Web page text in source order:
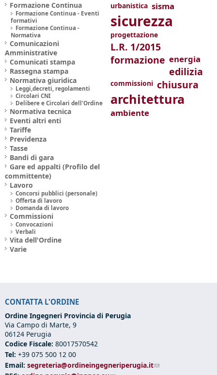
Formazione Continua
Formazione Continua - Eventi
formativi
Formazione Continua -
Normativa
Comunicazioni
Amministrative
Comunicati stampa
Rassegna stampa
Normativa giuridica
Leggi,decreti, regolamenti
Circolari CNI
Delibere e Circolari dell'Ordine
Normativa tecnica
Eventi altri enti
Tariffe
Previdenza
Tasse
Bandi di gara
Gare ed appalti (Profilo del
committente)
Lavoro
Concorsi pubblici (personale)
Offerta di lavoro
Domanda di lavoro
Commissioni
Convocazioni
Verbali
Vita dell'Ordine
Varie
urbanistica sisma
sicurezza
progettazione
L.R. 1/2015
formazione energia
edilizia
commissioni chiusura
architettura
ambiente
CONTATTA L'ORDINE
Ordine Ingegneri Provincia di Perugia
Via Campo di Marte, 9
06124 Perugia
Codice Fiscale: 80017570542
Tel: +39 075 500 12 00
Email: segreteria@ordineingegneriperugia.it(link sends e-mail)